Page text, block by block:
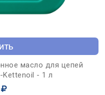
масло для цепей
Kettenoil - 1 л